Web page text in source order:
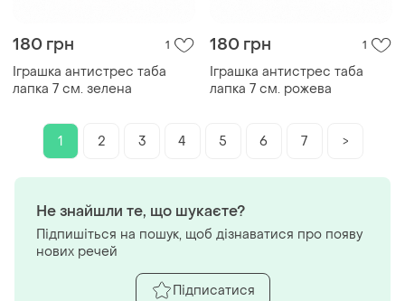
180 грн 1
Іграшка антистрес таба
лапка 7 см. зелена
180 грн 1
Іграшка антистрес таба
лапка 7 см. рожева
1 2 3 4 5 6 7 >
Не знайшли те, що шукаєте?
Підпишіться на пошук, щоб дізнаватися про появу
нових речей
Підписатися